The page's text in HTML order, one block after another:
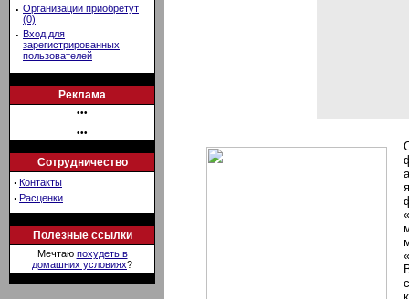
· Организации приобретут
(0)
· Вход для
зарегистрированных
пользователей
Реклама
•••
•••
Сотрудничество
· Контакты
· Расценки
Полезные ссылки
Мечтаю похудеть в
домашних условиях?